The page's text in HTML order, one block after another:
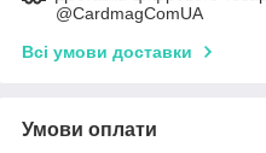
@CardmagComUA
Всі умови доставки
Умови оплати